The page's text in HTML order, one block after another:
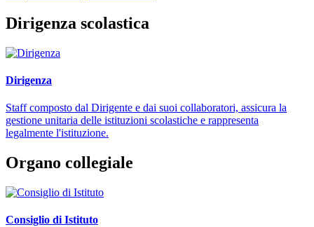
Dirigenza scolastica
Dirigenza
Staff composto dal Dirigente e dai suoi collaboratori, assicura la
gestione unitaria delle istituzioni scolastiche e rappresenta
legalmente l'istituzione.
Organo collegiale
Consiglio di Istituto